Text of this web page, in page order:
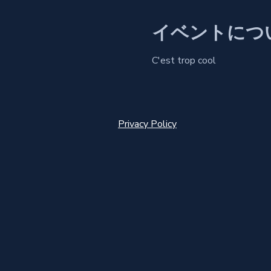
イベントにつ
C'est trop cool
Privacy Policy